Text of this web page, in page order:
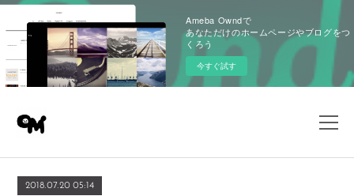
Ameba Owndで
あなただけのホームページやブログをつ
くろう
今すぐ試す
2018.07.20 05:14